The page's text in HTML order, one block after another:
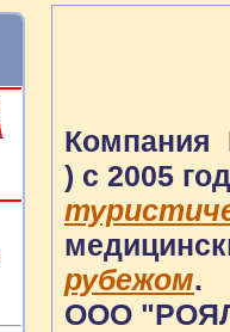
Компания
) c 2005
рубежом.
ООО